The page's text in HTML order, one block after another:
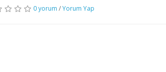
0 yorum /Yorum Yap